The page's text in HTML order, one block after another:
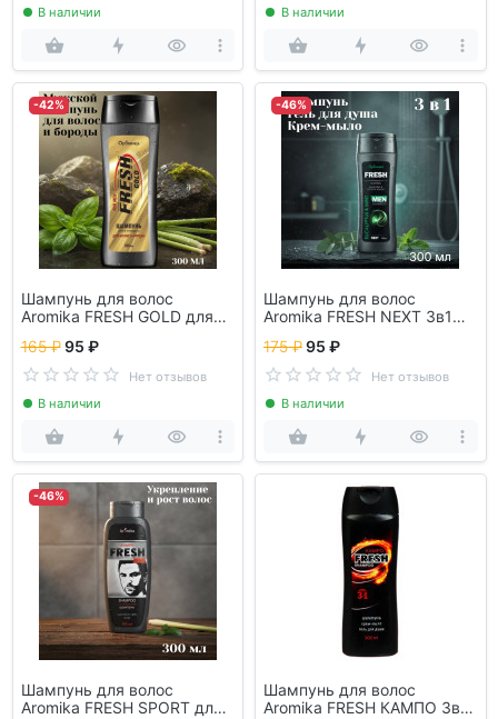
В наличии
В наличии
-42%
Шампунь для волос
Aromika FRESH GOLD для
165 ₽ 95 ₽
Нет отзывов
В наличии
-46%
Шампунь для волос
Aromika FRESH NEXT 3в1
175 ₽95 ₽
Нет отзывов
В наличии
-46%
Шампунь для волос
Aromika FRESH SPORT для
Шампунь для волос
Aromika FRESH КАМПО 3в1